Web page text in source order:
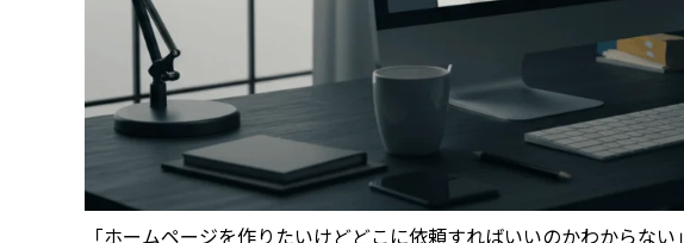
「ホームページを作りたいけどどこに依頼すればいいのかわからない」